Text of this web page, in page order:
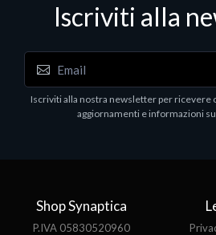
Iscriviti alla
Iscriviti alla nostra newsletter per ricevere
aggiornamenti e informazioni
Shop Synaptica
P.IVA 05830520960